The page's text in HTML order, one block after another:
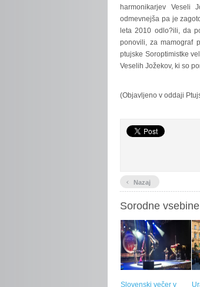
harmonikarjev Veseli
odmevnejša pa je
leta 2010 odlo?ili, da
ponovili, za mamograf
ptujske Soroptimistke
Veselih Jožekov, ki so
(Objavljeno v oddaji
‹ Nazaj
Sorodne vsebine
Slovenski večer v